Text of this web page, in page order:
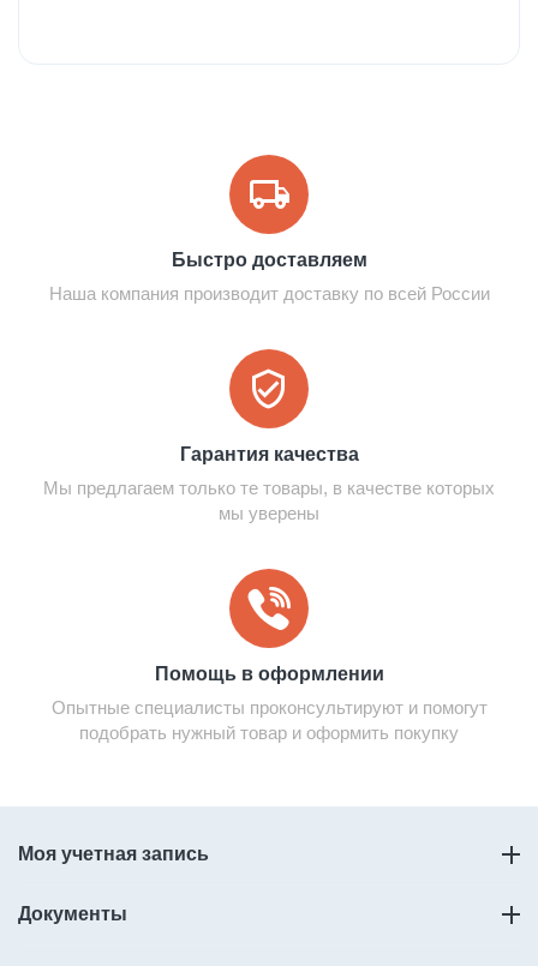
Быстро доставляем
Наша компания производит доставку по всей России
Гарантия качества
Мы предлагаем только те товары, в качестве которых
мы уверены
Помощь в оформлении
Опытные специалисты проконсультируют и помогут
подобрать нужный товар и оформить покупку
Моя учетная запись
Документы